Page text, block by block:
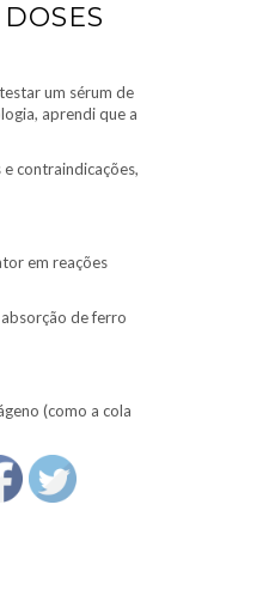
um sérum de
aprendi que a
contraindicações,
em reações
de ferro
(como a cola